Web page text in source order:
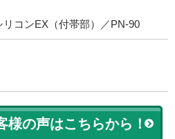
コンEX（付帯部）／PN-90
様の声はこちらから！